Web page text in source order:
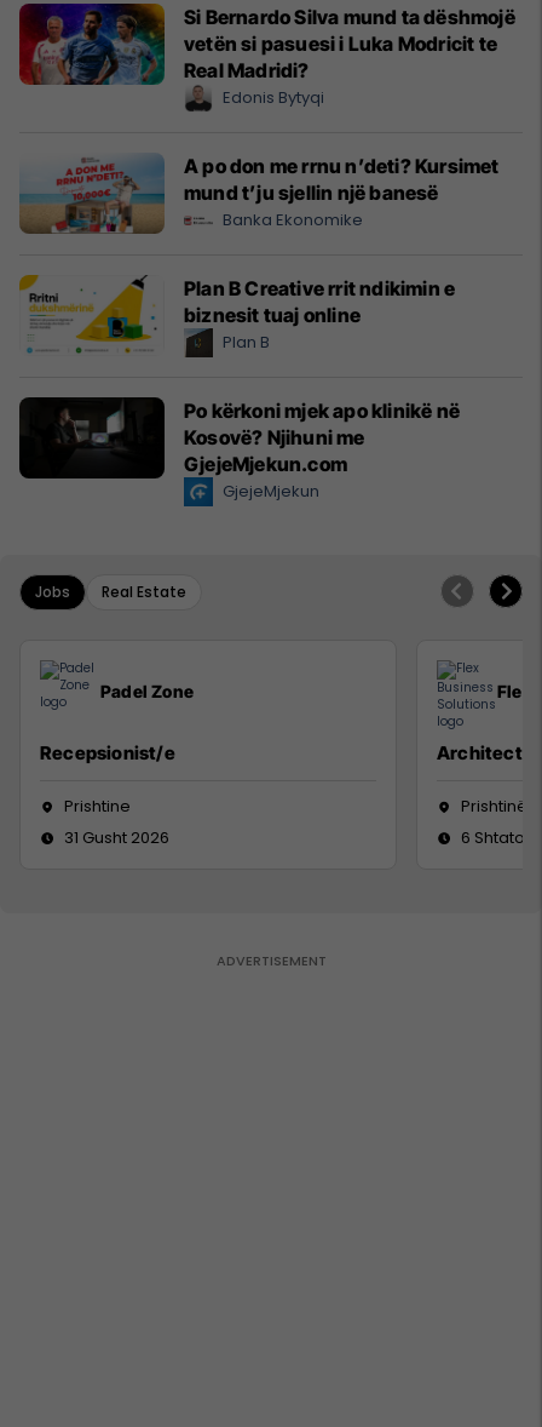
Si Bernardo Silva mund ta dëshmojë
vetën si pasuesi i Luka Modricit te
Real Madridi?
Edonis Bytyqi
A po don me rrnu n’deti? Kursimet
mund t’ju sjellin një banesë
Banka Ekonomike
Plan B Creative rrit ndikimin e
biznesit tuaj online
Plan B
Po kërkoni mjek apo klinikë në
Kosovë? Njihuni me
GjejeMjekun.com
GjejeMjekun
Jobs Real Estate
Padel Zone
Recepsionist/e
Prishtine
31 Gusht 2026
Flex
Architect
Prishtinë
6 Shtator